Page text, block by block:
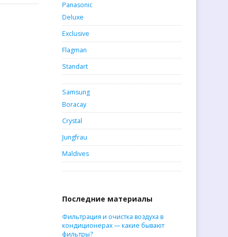
Panasonic
Deluxe
Exclusive
Flagman
Standart
Samsung
Boracay
Crystal
Jungfrau
Maldives
Последние материалы
Фильтрация и очистка воздуха в
кондиционерах — какие бывают
фильтры?